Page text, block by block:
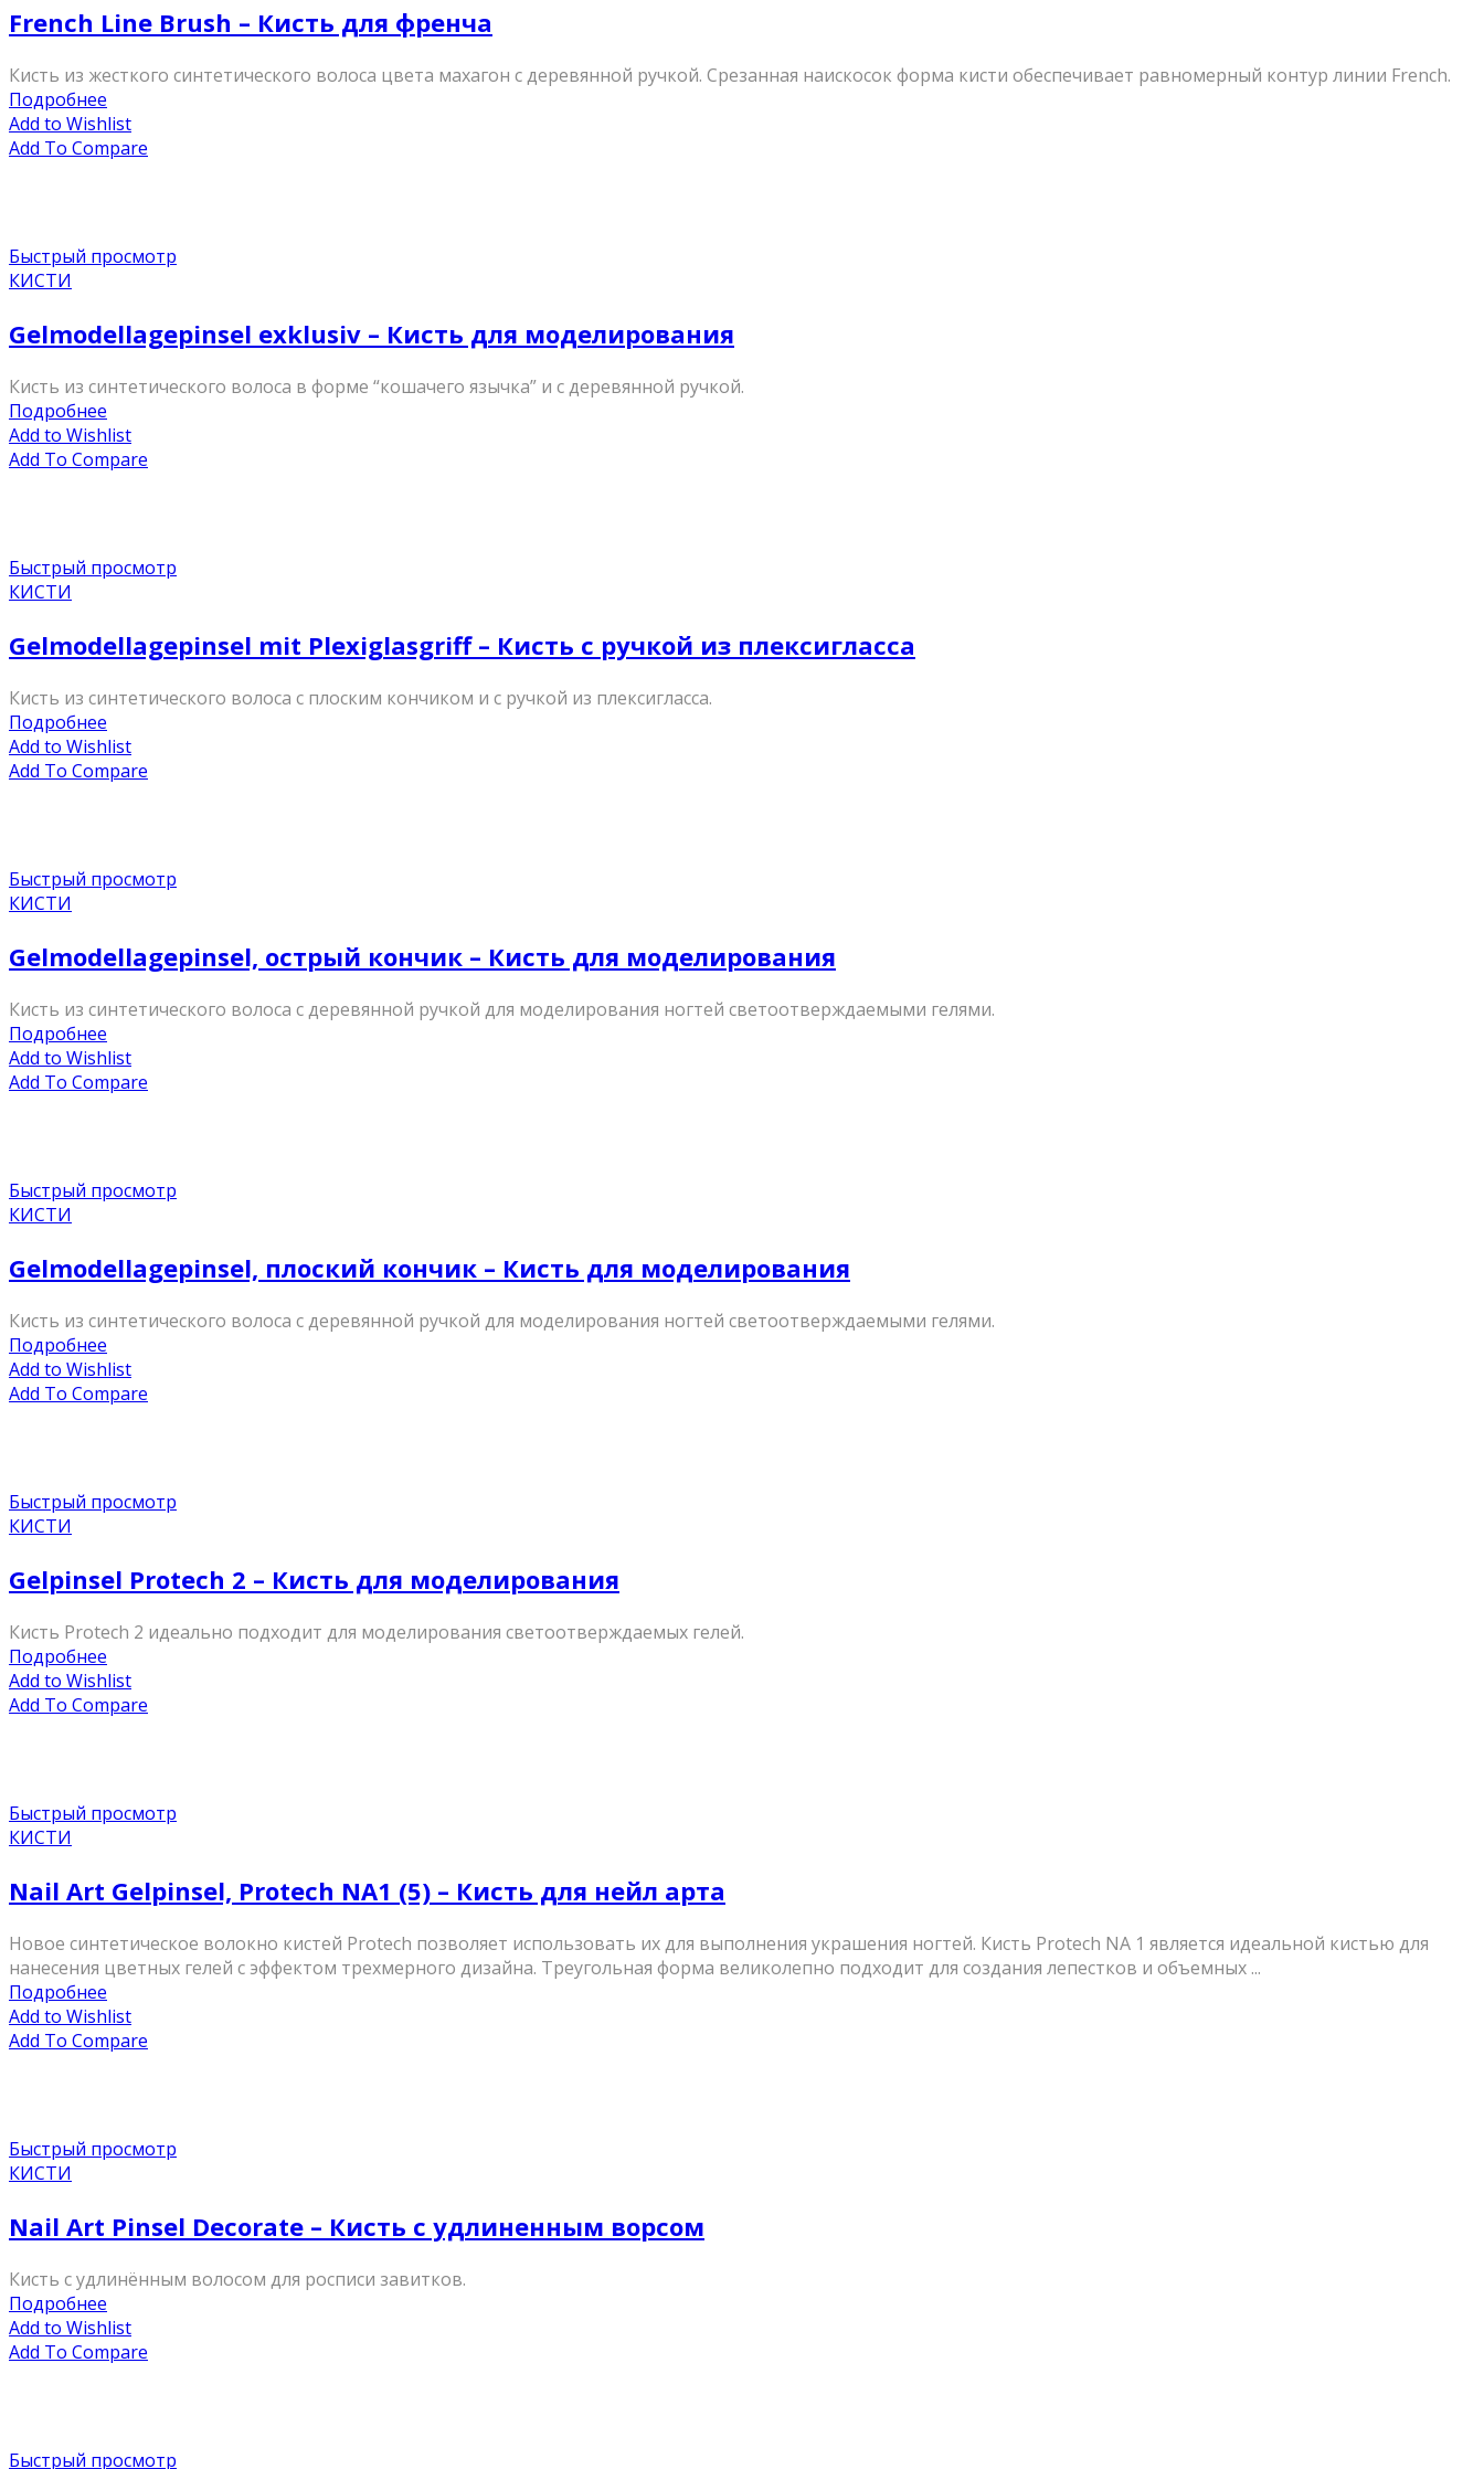
French Line Brush – Кисть для френча
Кисть из жесткого синтетического волоса цвета махагон с деревянной ручкой. Срезанная наискосок форма кисти обеспечивает равномерный контур линии French.
Подробнее
Add to Wishlist
Add To Compare
Быстрый просмотр
КИСТИ
Gelmodellagepinsel exklusiv – Кисть для моделирования
Кисть из синтетического волоса в форме “кошачего язычка” и с деревянной ручкой.
Подробнее
Add to Wishlist
Add To Compare
Быстрый просмотр
КИСТИ
Gelmodellagepinsel mit Plexiglasgriff – Кисть с ручкой из плексигласса
Кисть из синтетического волоса c плоским кончиком и с ручкой из плексигласса.
Подробнее
Add to Wishlist
Add To Compare
Быстрый просмотр
КИСТИ
Gelmodellagepinsel, острый кончик – Кисть для моделирования
Кисть из синтетического волоса с деревянной ручкой для моделирования ногтей светоотверждаемыми гелями.
Подробнее
Add to Wishlist
Add To Compare
Быстрый просмотр
КИСТИ
Gelmodellagepinsel, плоский кончик – Кисть для моделирования
Кисть из синтетического волоса с деревянной ручкой для моделирования ногтей светоотверждаемыми гелями.
Подробнее
Add to Wishlist
Add To Compare
Быстрый просмотр
КИСТИ
Gelpinsel Protech 2 – Кисть для моделирования
Кисть Protech 2 идеально подходит для моделирования светоотверждаемых гелей.
Подробнее
Add to Wishlist
Add To Compare
Быстрый просмотр
КИСТИ
Nail Art Gelpinsel, Protech NA1 (5) – Кисть для нейл арта
Новое синтетическое волокно кистей Protech позволяет использовать их для выполнения украшения ногтей. Кисть Protech NA 1 является идеальной кистью для
нанесения цветных гелей с эффектом трехмерного дизайна. Треугольная форма великолепно подходит для создания лепестков и объемных ...
Подробнее
Add to Wishlist
Add To Compare
Быстрый просмотр
КИСТИ
Nail Art Pinsel Decorate – Кисть с удлиненным ворсом
Кисть с удлинённым волосом для росписи завитков.
Подробнее
Add to Wishlist
Add To Compare
Быстрый просмотр